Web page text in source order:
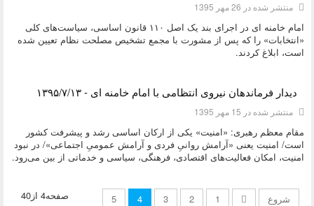
منتشر شده در 26 مهر 1395
امام خامنه ای در اجرای بند یک اصل ۱۱۰ قانون اساسی، سیاست‌های کلی
«انتخابات» را که پس از مشورت با مجمع تشخیص مصلحت نظام تعیین شده
است، ابلاغ کردند.
دیدار فرماندهان نیروی انتظامی با امام خامنه ای - ۱۳۹۵/۷/۱۳
منتشر شده در 15 مهر 1395
مقام معظم رهبری: «امنیت» یکی از ارکان اساسی رشد و پیشرفت کشور
است/ امنیت یعنی «آرامش روانیِ فردی و آرامش عمومیِ اجتماعی»/ در نبود
امنیت، امکان فعالیت‌های اقتصادی، فرهنگی، سیاسی و خدماتی از بین می‌رود.
صفحه4 از40 شروع 1
2
3
4
5